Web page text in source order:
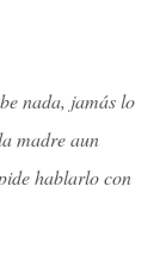
nada, jamás lo
madre aun
hablarlo con